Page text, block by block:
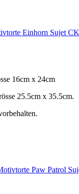
16cm x 24cm
25.5cm x 35.5cm.